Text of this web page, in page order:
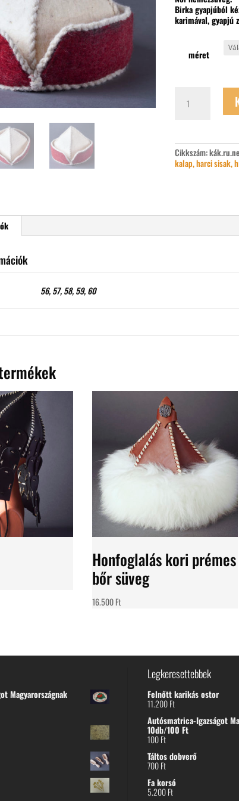
Birka gyapjúból
karimával, gyapjú
méret
nemezsüveg
Cikkszám:
kalap, harci sisak,
56, 57, 58, 59, 60
Honfoglalás kori prémes
bőr süveg
16.500Ft
Magyarországnak
Legkeresettebbek
Felnőtt karikás ostor
11.200Ft
Autósmatrica-Igazságot
10db/100 Ft
100Ft
Táltos dobverő
700Ft
Fa korsó
5.200Ft